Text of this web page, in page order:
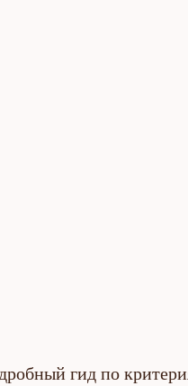
гид по